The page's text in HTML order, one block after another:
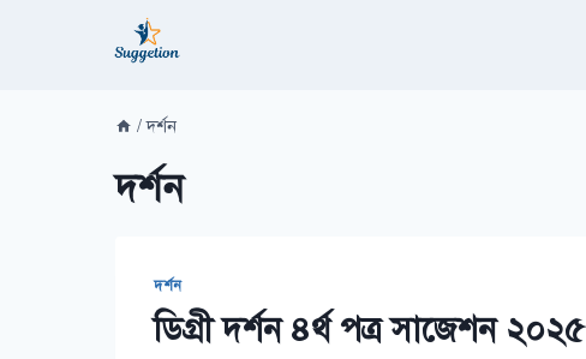
/ দর্শন
দর্শন
দর্শন
ডিগ্রী দর্শন ৪র্থ পত্র সাজেশন ২০২৫